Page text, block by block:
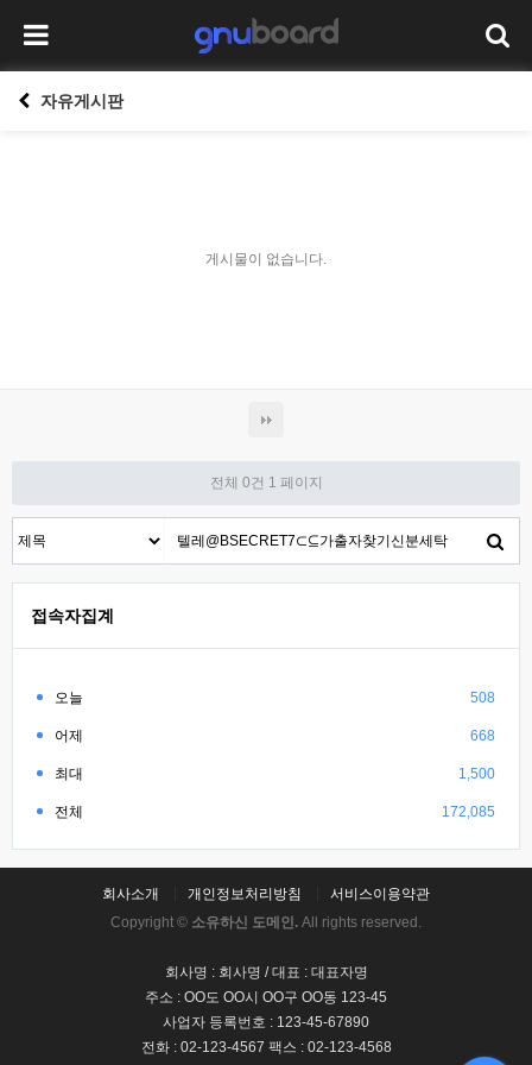
자유게시판
게시물이 없습니다.
전체 0건 1 페이지
접속자집계
오늘 508
어제 668
최대 1,500
전체 172,085
회사소개 개인정보처리방침
서비스이용약관
Copyright © 소유하신 도메인. All rights reserved.
회사명 : 회사명 / 대표 : 대표자명
주소 : OO도 OO시 OO구 OO동 123-45
사업자 등록번호 : 123-45-67890
전화 : 02-123-4567 팩스 : 02-123-4568